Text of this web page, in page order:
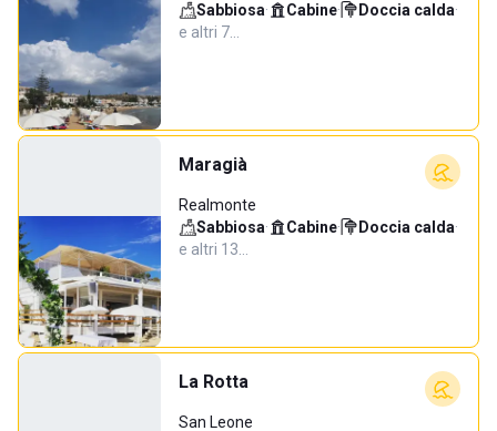
Sabbiosa· Cabine· Doccia calda·
e altri 7…
Maragià
Realmonte
Sabbiosa· Cabine· Doccia calda·
e altri 13…
La Rotta
San Leone